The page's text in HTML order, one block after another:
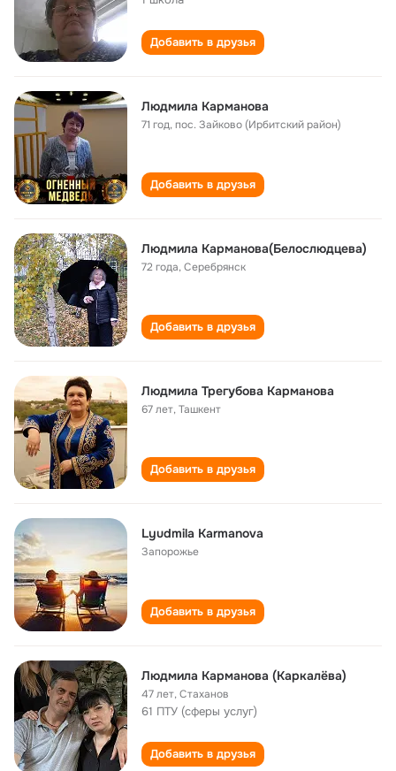
Добавить в друзья
Людмила Карманова
71 год,пос. Зайково (Ирбитский район)
Добавить в друзья
Людмила Карманова(Белослюдцева)
72 года,Серебрянск
Добавить в друзья
Людмила Трегубова Карманова
67 лет,Ташкент
Добавить в друзья
Lyudmila Karmanova
Запорожье
Добавить в друзья
Людмила Карманова (Каркалёва)
47 лет,Стаханов
61 ПТУ (сферы услуг)
Добавить в друзья